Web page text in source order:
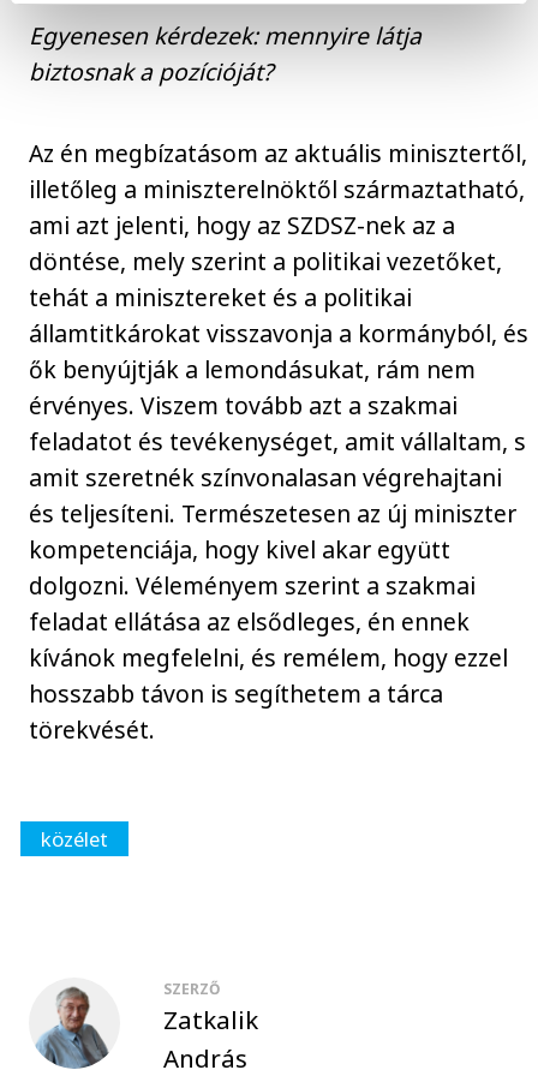
Egyenesen kérdezek: mennyire látja
biztosnak a pozícióját?
Az én megbízatásom az aktuális minisztertől,
illetőleg a miniszterelnöktől származtatható,
ami azt jelenti, hogy az SZDSZ-nek az a
döntése, mely szerint a politikai vezetőket,
tehát a minisztereket és a politikai
államtitkárokat visszavonja a kormányból, és
ők benyújtják a lemondásukat, rám nem
érvényes. Viszem tovább azt a szakmai
feladatot és tevékenységet, amit vállaltam, s
amit szeretnék színvonalasan végrehajtani
és teljesíteni. Természetesen az új miniszter
kompetenciája, hogy kivel akar együtt
dolgozni. Véleményem szerint a szakmai
feladat ellátása az elsődleges, én ennek
kívánok megfelelni, és remélem, hogy ezzel
hosszabb távon is segíthetem a tárca
törekvését.
közélet
SZERZŐ
Zatkalik
András